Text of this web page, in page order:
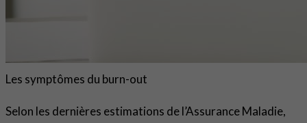
Les symptômes du burn-out
Selon les dernières estimations de l’Assurance Maladie,